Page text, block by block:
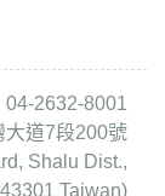
04-2632-8001
大道7段200號
Shalu Dist.,
Taiwan)